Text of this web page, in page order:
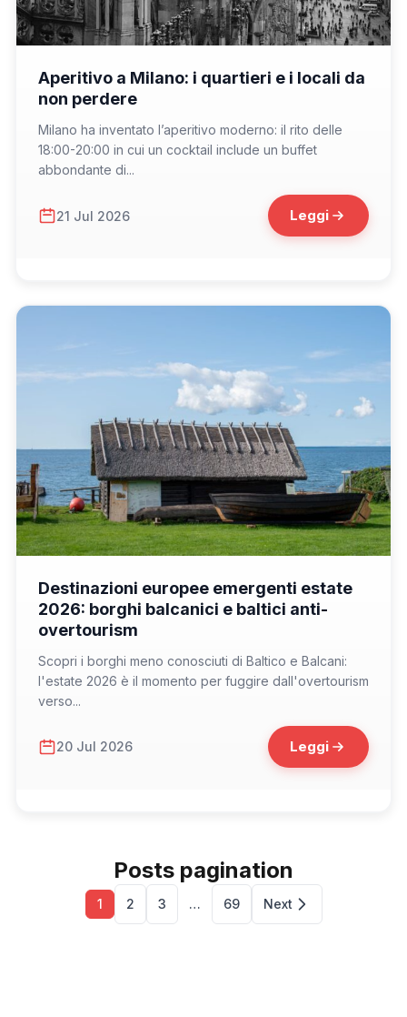
Aperitivo a Milano: i quartieri e i locali da
non perdere
Milano ha inventato l’aperitivo moderno: il rito delle
18:00-20:00 in cui un cocktail include un buffet
abbondante di...
21 Jul 2026 Leggi
Destinazioni europee emergenti estate
2026: borghi balcanici e baltici anti-
overtourism
Scopri i borghi meno conosciuti di Baltico e Balcani:
l'estate 2026 è il momento per fuggire dall'overtourism
verso...
20 Jul 2026 Leggi
Posts pagination
1 2 3 … 69 Next